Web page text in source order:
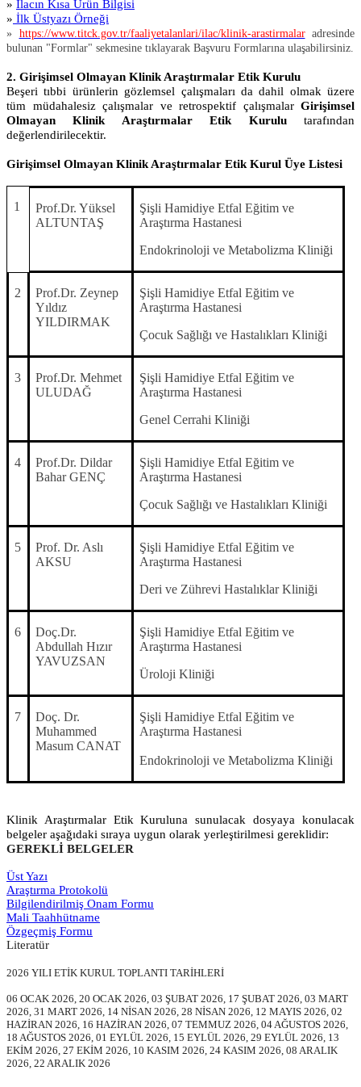
» İlacın Kısa Ürün Bilgisi
» İlk Üstyazı Örneği
» https://www.titck.gov.tr/faaliyetalanlari/ilac/klinik-arastirmalaradresinde
bulunan "Formlar" sekmesine tıklayarak Başvuru Formlarına ulaşabilirsiniz.
2. Girişimsel Olmayan Klinik Araştırmalar Etik Kurulu
Beşeri tıbbi ürünlerin gözlemsel çalışmaları da dahil olmak üzere
tüm müdahalesiz çalışmalar ve retrospektif çalışmalar Girişimsel
Olmayan Klinik Araştırmalar Etik Kurulutarafından
değerlendirilecektir.
Girişimsel Olmayan Klinik Araştırmalar Etik Kurul Üye Listesi
1
Prof.Dr. Yüksel
ALTUNTAŞ
Şişli Hamidiye Etfal Eğitim ve
Araştırma Hastanesi
Endokrinoloji ve Metabolizma Kliniği
2
Prof.Dr. Zeynep
Yıldız
YILDIRMAK
Şişli Hamidiye Etfal Eğitim ve
Araştırma Hastanesi
Çocuk Sağlığı ve Hastalıkları Kliniği
3
Prof.Dr. Mehmet
ULUDAĞ
Şişli Hamidiye Etfal Eğitim ve
Araştırma Hastanesi
Genel Cerrahi Kliniği
4
Prof.Dr. Dildar
Bahar GENÇ
Şişli Hamidiye Etfal Eğitim ve
Araştırma Hastanesi
Çocuk Sağlığı ve Hastalıkları Kliniği
5
Prof. Dr. Aslı
AKSU
Şişli Hamidiye Etfal Eğitim ve
Araştırma Hastanesi
Deri ve Zührevi Hastalıklar Kliniği
6
Doç.Dr.
Abdullah Hızır
YAVUZSAN
Şişli Hamidiye Etfal Eğitim ve
Araştırma Hastanesi
Üroloji Kliniği
7
Doç. Dr.
Muhammed
Masum CANAT
Şişli Hamidiye Etfal Eğitim ve
Araştırma Hastanesi
Endokrinoloji ve Metabolizma Kliniği
Klinik Araştırmalar Etik Kuruluna sunulacak dosyaya konulacak
belgeler aşağıdaki sıraya uygun olarak yerleştirilmesi gereklidir:
GEREKLİ BELGELER
Üst Yazı
Araştırma Protokolü
Bilgilendirilmiş Onam Formu
Mali Taahhütname
Özgeçmiş Formu
Literatür
2026 YILI ETİK KURUL TOPLANTI TARİHLERİ
06 OCAK 2026, 20 OCAK 2026, 03 ŞUBAT 2026, 17 ŞUBAT 2026, 03 MART
2026, 31 MART 2026, 14 NİSAN 2026, 28 NİSAN 2026, 12 MAYIS 2026, 02
HAZİRAN 2026, 16 HAZİRAN 2026, 07 TEMMUZ 2026, 04 AĞUSTOS 2026,
18 AĞUSTOS 2026, 01 EYLÜL 2026, 15 EYLÜL 2026, 29 EYLÜL 2026, 13
EKİM 2026, 27 EKİM 2026, 10 KASIM 2026, 24 KASIM 2026, 08 ARALIK
2026, 22 ARALIK 2026